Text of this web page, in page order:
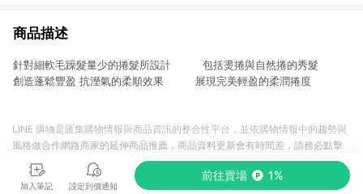
商品描述
針對細軟毛躁髮量少的捲髮所設計 包括燙捲與自然捲的秀髮
創造蓬鬆豐盈 抗溼氣的柔順效果 展現完美輕盈的柔潤捲度
加入筆記 設定到價通知
前往賣場 1%
LINE 購物是匯集購物情報與商品資訊的整合性平台，並依購物情報中的趨勢與
風格做合作網路商家的延伸商品推薦，商品資料更新會有時間差，請務必點擊
商品至各合作網路商家，確認現售價與購物條件，一切資訊以合作廠商網頁為
準。